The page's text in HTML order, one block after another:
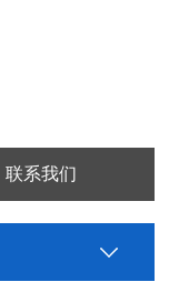
联系我们